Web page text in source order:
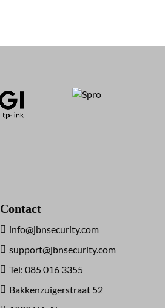
Contact
info@jbnsecurity.com
support@jbnsecurity.com
Tel: 085 016 3355
Bakkenzuigerstraat 52